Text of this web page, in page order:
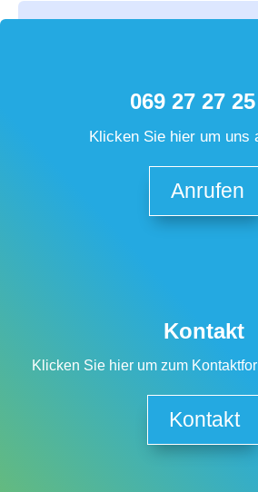
069 27 27
Klicken Sie hier um uns
Anrufen
Kontakt
Klicken Sie hier um zum
Kontakt